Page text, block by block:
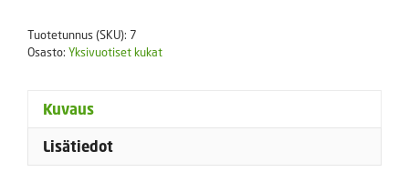
Tuotetunnus (SKU): 7
Osasto: Yksivuotiset kukat
Kuvaus
Lisätiedot